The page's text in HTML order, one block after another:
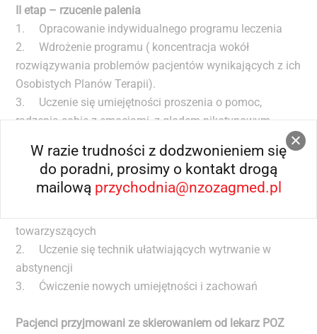
W razie trudności z dodzwonieniem się
do poradni, prosimy o kontakt drogą
mailową przychodnia@nzozagmed.pl
II etap – rzucenie palenia
1. Opracowanie indywidualnego programu leczenia
2. Wdrożenie programu ( koncentracja wokół
rozwiązywania problemów pacjentów wynikających z ich
Osobistych Planów Terapii).
3. Uczenie się umiejętności proszenia o pomoc,
radzenia sobie z emocjami, z głodem nikotynowym ,
palenia , planowaniem, przemocą,
III etap – wzmocnienie abstynencji
towarzyszących
2. Uczenie się technik ułatwiających wytrwanie w
abstynencji
3. Ćwiczenie nowych umiejętności i zachowań
Pacjenci przyjmowani ze skierowaniem od lekarz POZ